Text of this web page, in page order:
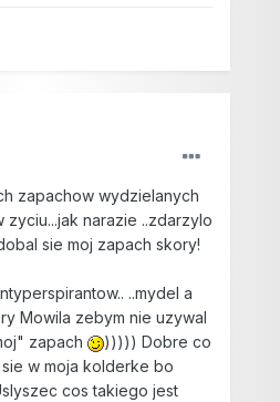
zapachow wydzielanych
narazie ..zdarzylo
sie moj zapach skory!
..mydel a
Mowila zebym nie uzywal
zapach
))))) Dobre co
w moja kolderke bo
cos takiego jest